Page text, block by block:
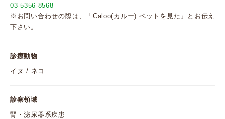
03-5356-8568
※お問い合わせの際は、「Caloo(カルー) ペットを見た」とお伝え
下さい。
診療動物
イヌ / ネコ
診察領域
腎・泌尿器系疾患